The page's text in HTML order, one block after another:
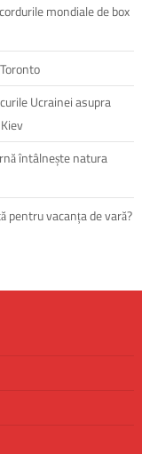
mondiale de box
Ucrainei asupra
întâlnește natura
pentru vacanța de vară?